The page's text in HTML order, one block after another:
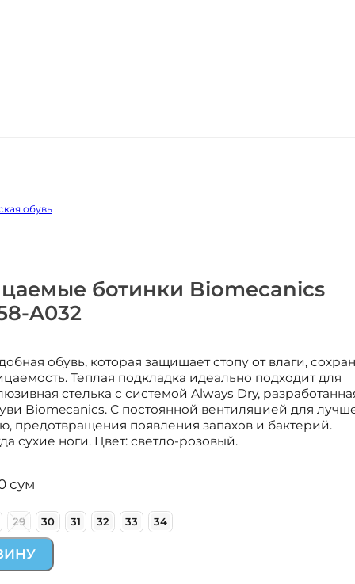
ботинки Biomecanics
A032
обувь, которая защищает стопу от влаги,
Теплая подкладка идеально подходит для
стелька с системой Always Dry,
Biomecanics. С постоянной вентиляцией для
предотвращения появления запахов и бактерий.
сухие ноги. Цвет: светло-розовый.
обувь
сум
29 30 31 32 33 34